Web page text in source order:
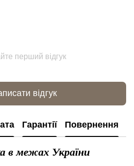
перший відгук
відгук
Гарантії Повернення
в межах України